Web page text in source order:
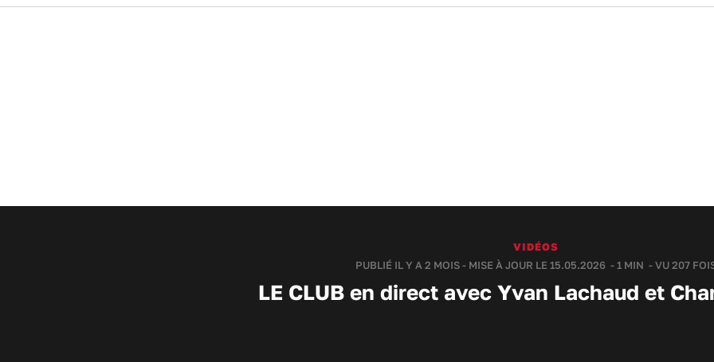
VIDÉOS
PUBLIÉ IL Y A 2 MOIS - MISE À JOUR LE 15.05.2026 -1 MIN - VU 207
LE CLUB en direct avec Yvan Lachaud et